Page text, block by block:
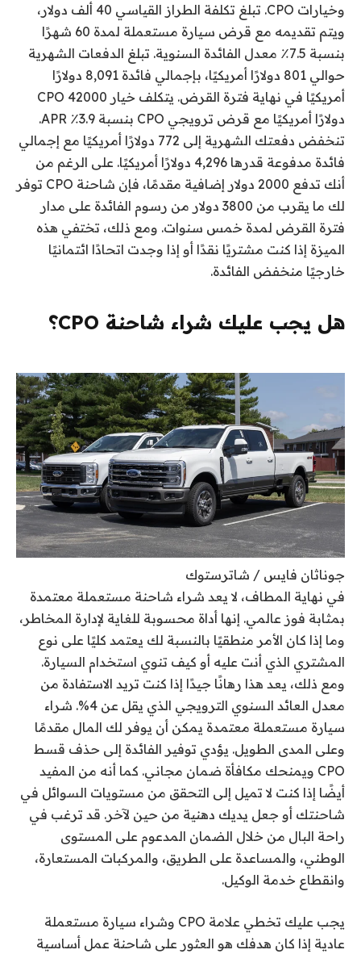
وخيارات CPO. تبلغ تكلفة الطراز القياسي 40 ألف دولار،
ويتم تقديمه مع قرض سيارة مستعملة لمدة 60 شهرًا
بنسبة 7.5٪ معدل الفائدة السنوية. تبلغ الدفعات الشهرية
حوالي 801 دولارًا أمريكيًا، بإجمالي فائدة 8,091 دولارًا
أمريكيًا في نهاية فترة القرض. يتكلف خيار CPO 42000
دولارًا أمريكيًا مع قرض ترويجي CPO بنسبة 3.9٪ APR.
تنخفض دفعتك الشهرية إلى 772 دولارًا أمريكيًا مع إجمالي
فائدة مدفوعة قدرها 4,296 دولارًا أمريكيًا. على الرغم من
أنك تدفع 2000 دولار إضافية مقدمًا، فإن شاحنة CPO توفر
لك ما يقرب من 3800 دولار من رسوم الفائدة على مدار
فترة القرض لمدة خمس سنوات. ومع ذلك، تختفي هذه
الميزة إذا كنت مشتريًا نقدًا أو إذا وجدت اتحادًا ائتمانيًا
خارجيًا منخفض الفائدة.
هل يجب عليك شراء شاحنة CPO؟
جوناثان فايس / شاترستوك
في نهاية المطاف، لا يعد شراء شاحنة مستعملة معتمدة
بمثابة فوز عالمي. إنها أداة محسوبة للغاية لإدارة المخاطر،
وما إذا كان الأمر منطقيًا بالنسبة لك يعتمد كليًا على نوع
المشتري الذي أنت عليه أو كيف تنوي استخدام السيارة.
ومع ذلك، يعد هذا رهانًا جيدًا إذا كنت تريد الاستفادة من
معدل العائد السنوي الترويجي الذي يقل عن 4%. شراء
سيارة مستعملة معتمدة يمكن أن يوفر لك المال مقدمًا
وعلى المدى الطويل. يؤدي توفير الفائدة إلى حذف قسط
CPO ويمنحك مكافأة ضمان مجاني. كما أنه من المفيد
أيضًا إذا كنت لا تميل إلى التحقق من مستويات السوائل في
شاحنتك أو جعل يديك دهنية من حين لآخر. قد ترغب في
راحة البال من خلال الضمان المدعوم على المستوى
الوطني، والمساعدة على الطريق، والمركبات المستعارة،
وانقطاع خدمة الوكيل.
يجب عليك تخطي علامة CPO وشراء سيارة مستعملة
عادية إذا كان هدفك هو العثور على شاحنة عمل أساسية